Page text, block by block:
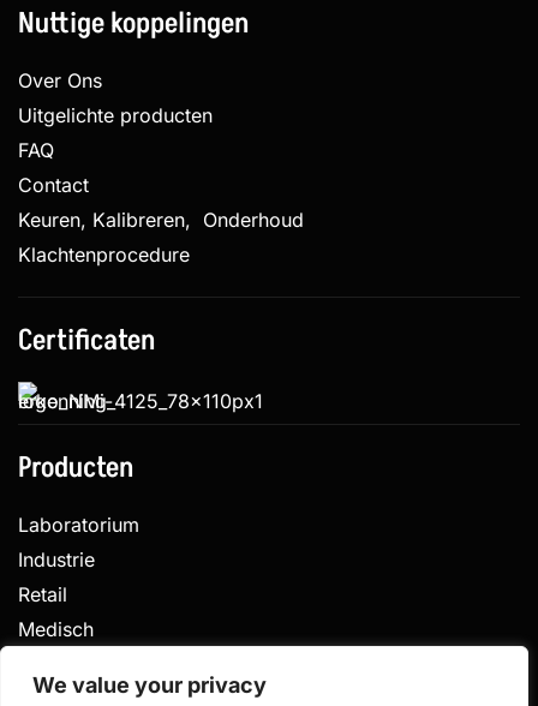
We value your privacy
Nuttige koppelingen
Over Ons
Uitgelichte producten
FAQ
Contact
Keuren, Kalibreren, Onderhoud
Klachtenprocedure
Certificaten
Producten
Laboratorium
Industrie
Retail
Medisch